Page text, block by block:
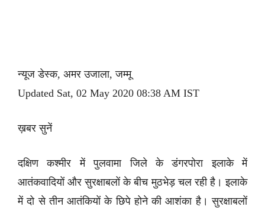
न्यूज डेस्क, अमर उजाला, जम्मू
Updated Sat, 02 May 2020 08:38 AM IST
ख़बर सुनें
दक्षिण कश्मीर में पुलवामा जिले के डंगरपोरा इलाके में
आतंकवादियों और सुरक्षाबलों के बीच मुठभेड़ चल रही है। इलाके
में दो से तीन आतंकियों के छिपे होने की आशंका है। सुरक्षाबलों